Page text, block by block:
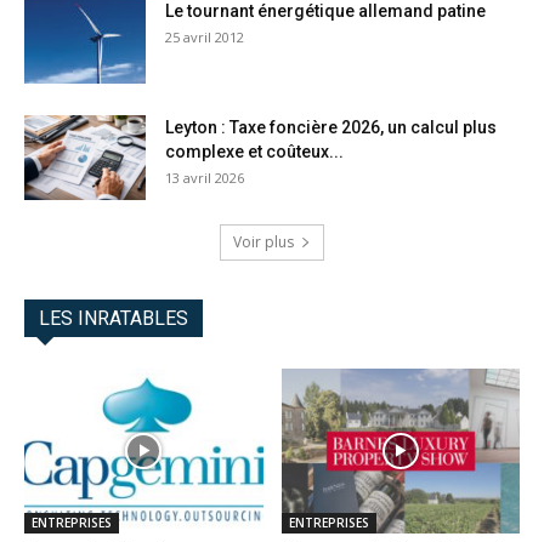
Le tournant énergétique allemand patine
25 avril 2012
Leyton : Taxe foncière 2026, un calcul plus
complexe et coûteux...
13 avril 2026
Voir plus
LES INRATABLES
ENTREPRISES ENTREPRISES